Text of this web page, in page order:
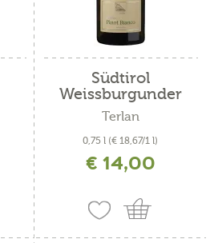
Südtirol
Weissburgunder
DOC
Terlan
0,75 l (€ 18,67/1 l)
€ 14,00